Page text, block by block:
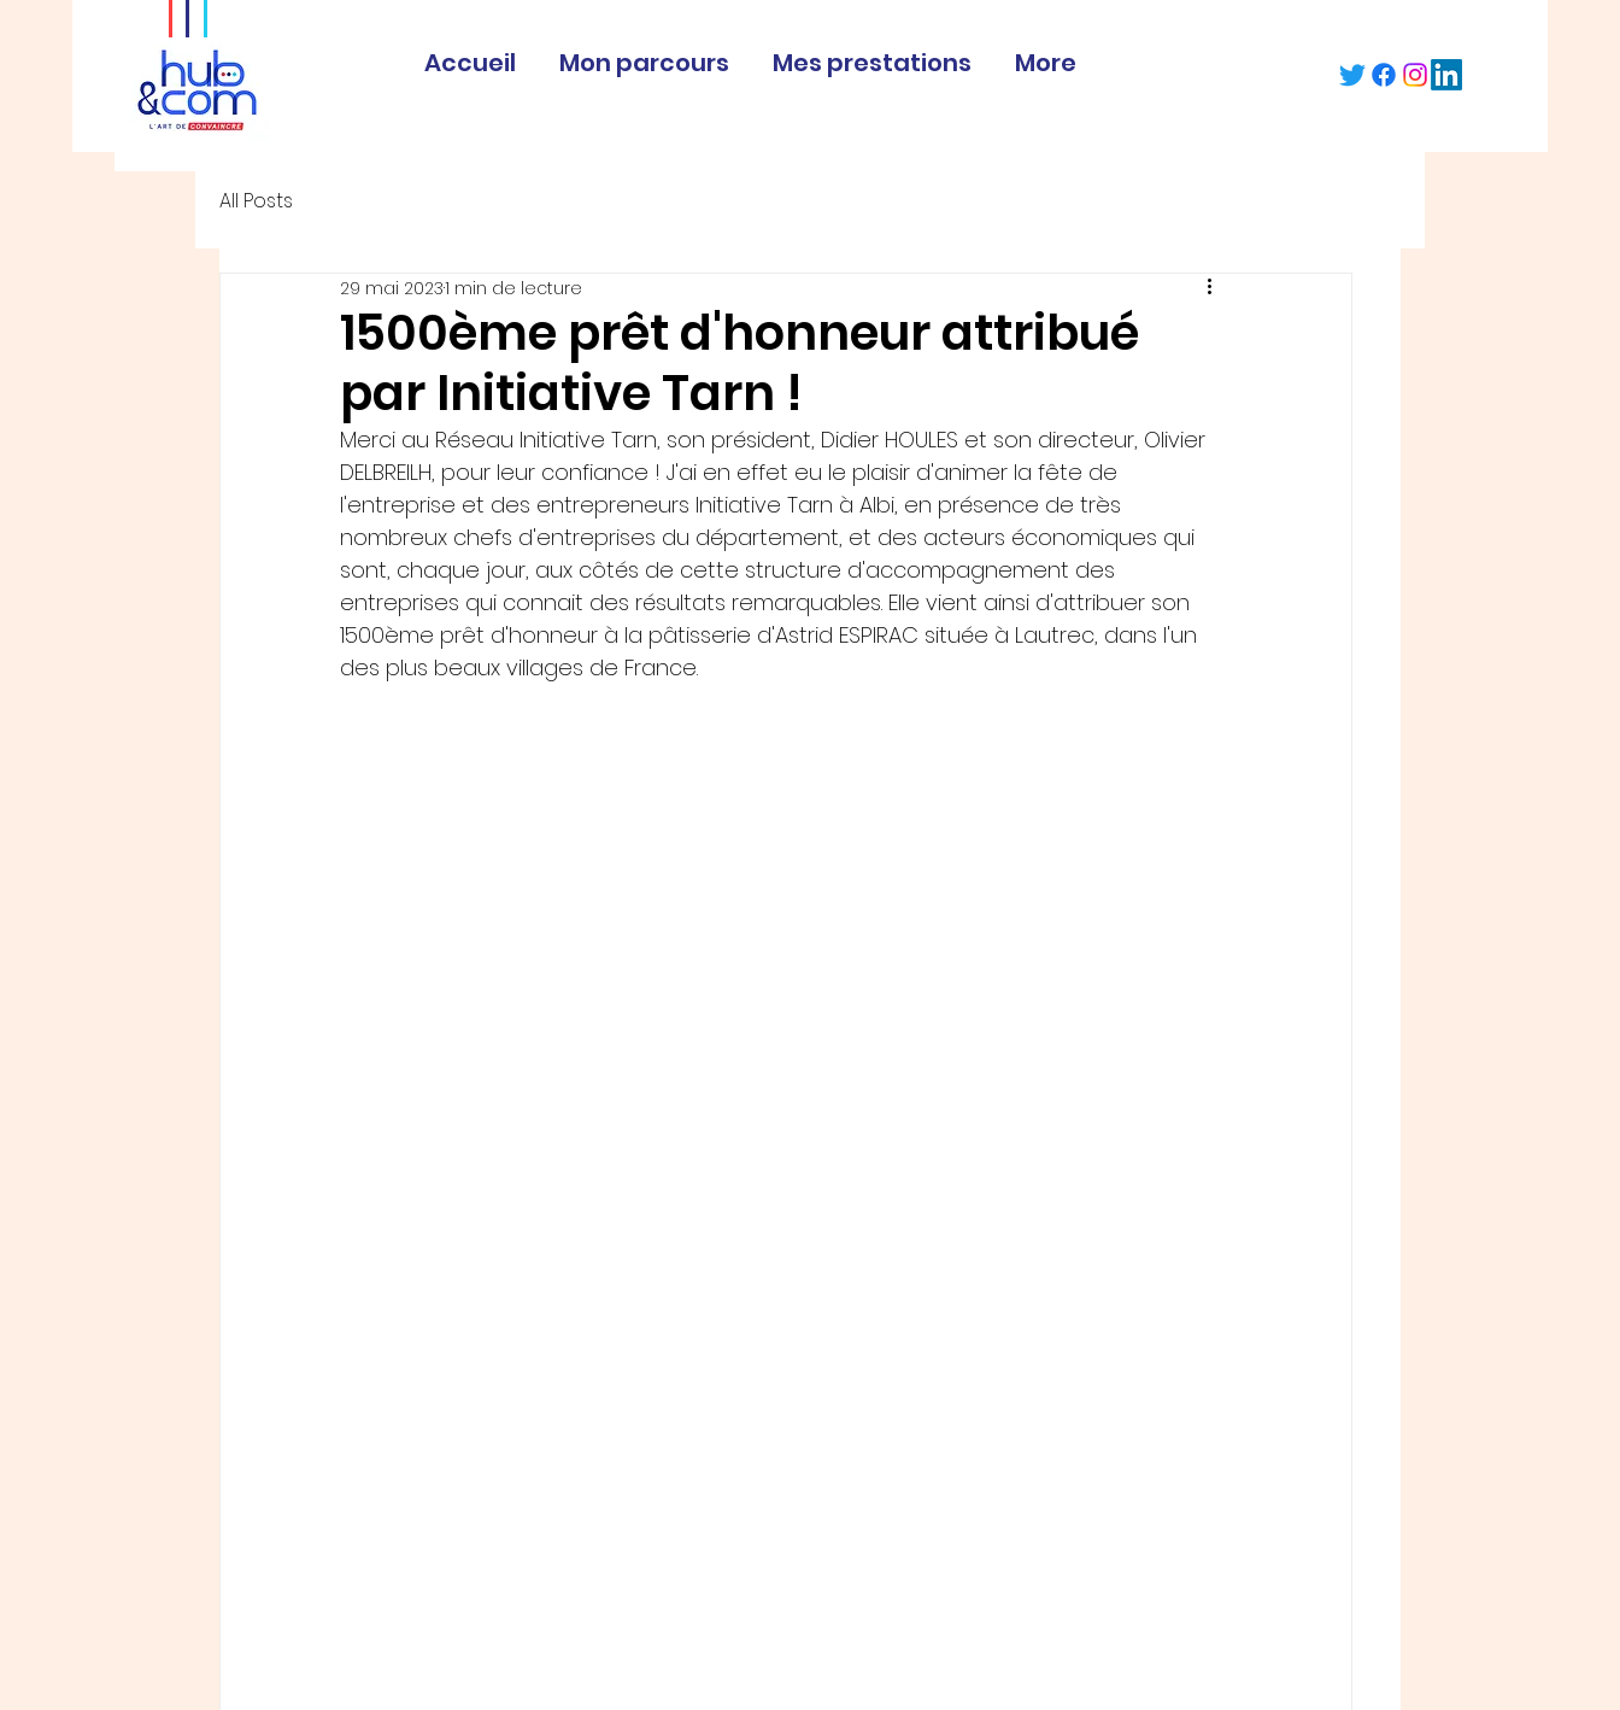
Accueil Mon parcours Mes prestations More
All Posts
1500ème prêt d'honneur attribué
par Initiative Tarn !
29 mai 20231 min de lecture
Merci au Réseau Initiative Tarn, son président, Didier HOULES et son directeur, Olivier
DELBREILH, pour leur confiance ! J'ai en effet eu le plaisir d'animer la fête de
l'entreprise et des entrepreneurs Initiative Tarn à Albi, en présence de très
nombreux chefs d'entreprises du département, et des acteurs économiques qui
sont, chaque jour, aux côtés de cette structure d'accompagnement des
entreprises qui connait des résultats remarquables. Elle vient ainsi d'attribuer son
1500ème prêt d'honneur à la pâtisserie d'Astrid ESPIRAC située à Lautrec, dans l'un
des plus beaux villages de France.